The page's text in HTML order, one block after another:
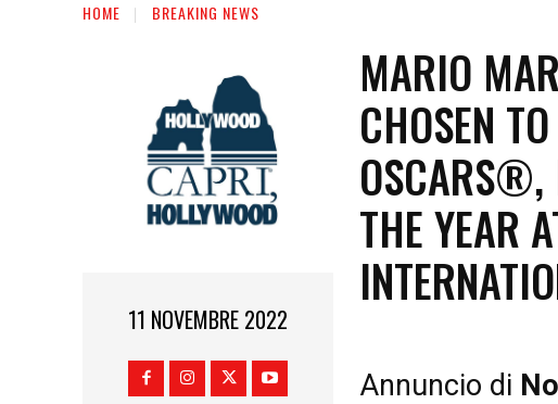
HOME BREAKING NEWS
11 NOVEMBRE 2022
MARIO
CHOSEN
OSCARS®,
THE YEAR
Annuncio di